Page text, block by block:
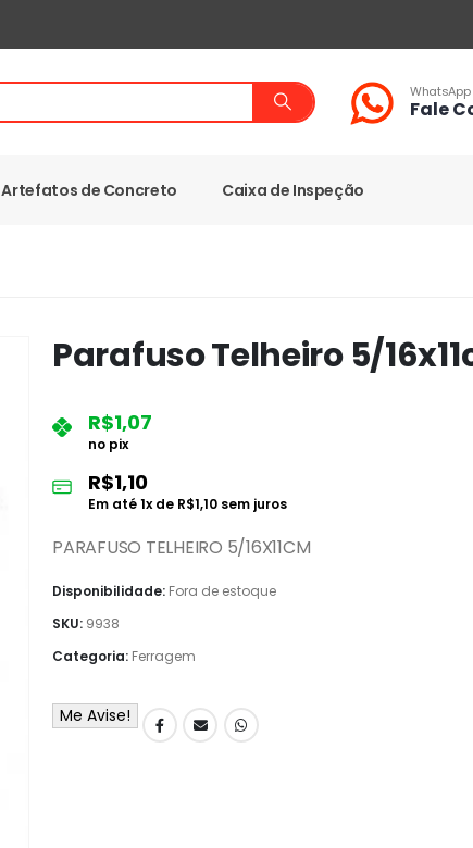
WhatsApp
Fale
Artefatos de Concreto Caixa de Inspeção
Parafuso Telheiro 5/
R$1,07
no pix
R$1,10
Em até1x de R$1,10 sem juros
PARAFUSO TELHEIRO 5/16X11CM
Disponibilidade: Fora de estoque
SKU: 9938
Categoria: Ferragem
Me Avise!